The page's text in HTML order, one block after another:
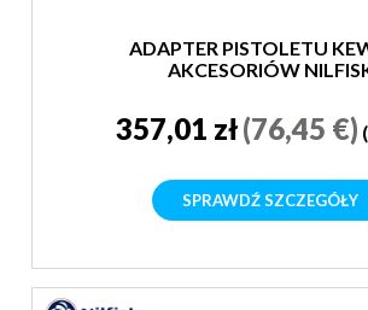
ADAPTER PISTOLETU
AKCESORIÓW
357,01 zł(76,45 €)
SPRAWDŹ SZCZEGÓŁY